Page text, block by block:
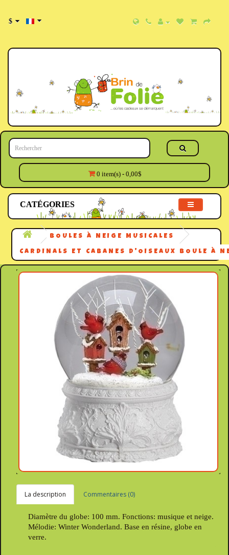
$
0 item(s) - 0,00$
CATÉGORIES
BOULES À NEIGE MUSICALES
CARDINALS ET CABANES D'OISEAUX BOULE À
La description Commentaires (0)
Diamètre du globe: 100 mm. Fonctions: musique et neige.
Mélodie: Winter Wonderland. Base en résine, globe en
verre.